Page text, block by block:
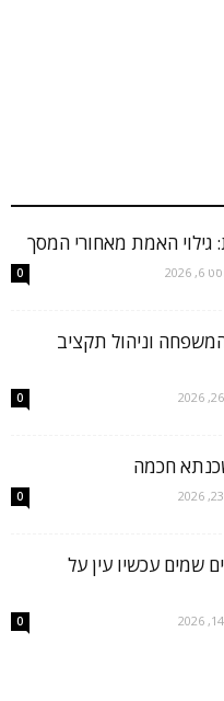
גילוי האמת מאחורי המסך
2026
0
המשפחה וניהול תקציב
0
חכמה
0
שמים עכשיו עין על
0